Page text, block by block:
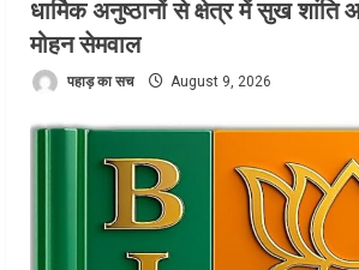
धार्मिक अनुष्ठानों से क्षेत्र में सुख शांति
मोहन सेमवाल
पहाड़ का सच August 9, 2026